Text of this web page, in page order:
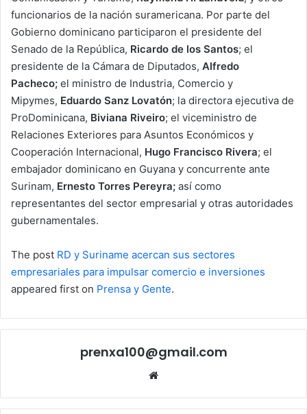
funcionarios de la nación suramericana. Por parte del
Gobierno dominicano participaron el presidente del
Senado de la República, Ricardo de los Santos; el
presidente de la Cámara de Diputados, Alfredo
Pacheco; el ministro de Industria, Comercio y
Mipymes, Eduardo Sanz Lovatón; la directora ejecutiva de
ProDominicana, Biviana Riveiro; el viceministro de
Relaciones Exteriores para Asuntos Económicos y
Cooperación Internacional, Hugo Francisco Rivera; el
embajador dominicano en Guyana y concurrente ante
Surinam, Ernesto Torres Pereyra; así como
representantes del sector empresarial y otras autoridades
gubernamentales.
The post RD y Suriname acercan sus sectores
empresariales para impulsar comercio e inversiones
appeared first on Prensa y Gente.
prenxa100@gmail.com